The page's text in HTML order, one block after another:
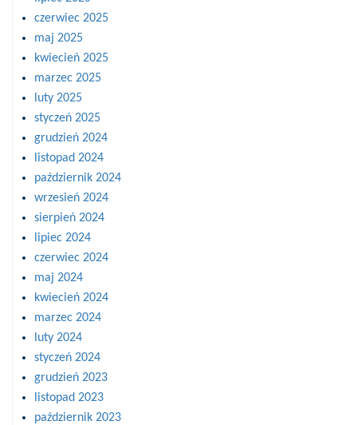
czerwiec 2025
maj 2025
kwiecień 2025
marzec 2025
luty 2025
styczeń 2025
grudzień 2024
listopad 2024
październik 2024
wrzesień 2024
sierpień 2024
lipiec 2024
czerwiec 2024
maj 2024
kwiecień 2024
marzec 2024
luty 2024
styczeń 2024
grudzień 2023
listopad 2023
październik 2023